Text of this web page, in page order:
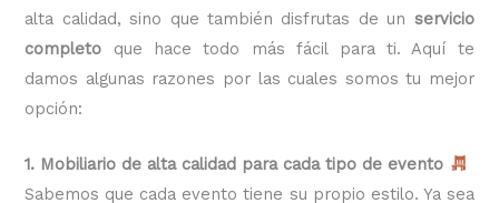
alta calidad, sino que también disfrutas de un servicio
completo que hace todo más fácil para ti. Aquí te
damos algunas razones por las cuales somos tu mejor
opción:
1. Mobiliario de alta calidad para cada tipo de evento
Sabemos que cada evento tiene su propio estilo. Ya sea